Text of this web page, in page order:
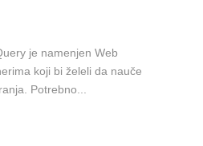
je namenjen Web
koji bi želeli da nauče
Potrebno...